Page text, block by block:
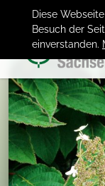
Diese
Besuch der
einverstanden.